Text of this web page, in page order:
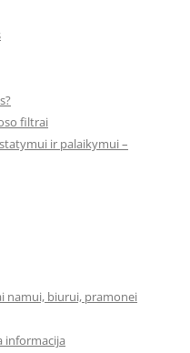
filtrai
ir palaikymui –
namui, biurui, pramonei
informacija